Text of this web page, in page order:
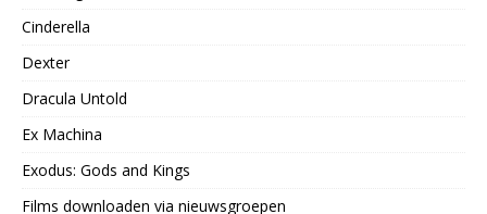
Cinderella
Dexter
Dracula Untold
Ex Machina
Exodus: Gods and Kings
Films downloaden via nieuwsgroepen